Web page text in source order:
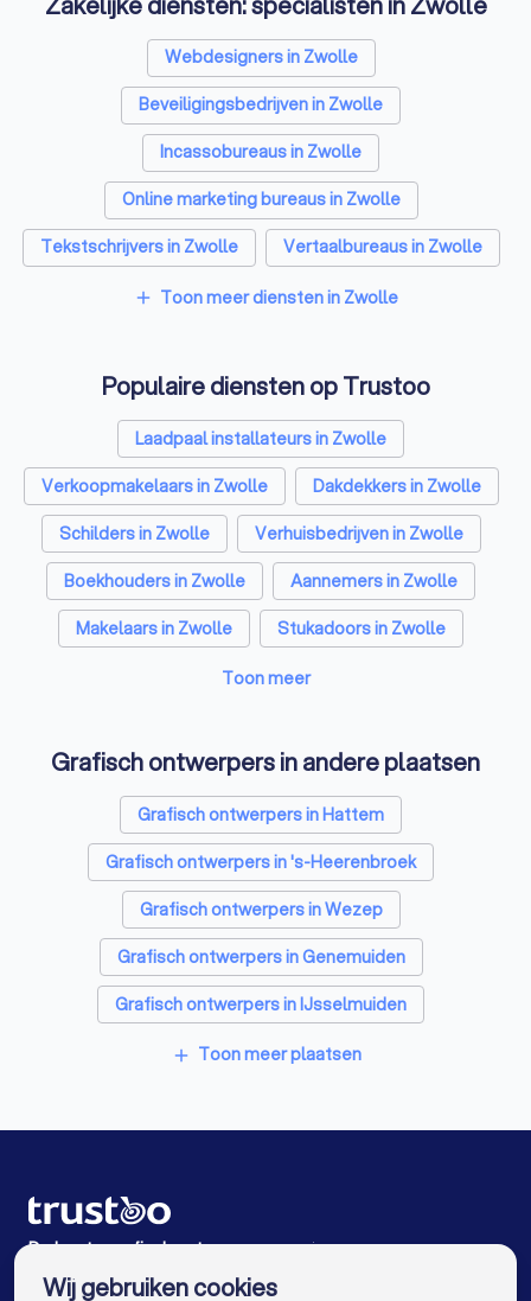
Webdesigners in Zwolle
Beveiligingsbedrijven in Zwolle
Incassobureaus in Zwolle
Online marketing bureaus in Zwolle
Tekstschrijvers in Zwolle
Vertaalbureaus in Zwolle
SEO-specialisten in Zwolle
Koffieautomaat leveranciers in Zwolle
Accountants in Zwolle
add Toon meer diensten in Zwolle
Populaire diensten op Trustoo
Laadpaal installateurs in Zwolle
Verkoopmakelaars in Zwolle
Dakdekkers in Zwolle
Schilders in Zwolle
Verhuisbedrijven in Zwolle
Boekhouders in Zwolle
Aannemers in Zwolle
Makelaars in Zwolle
Stukadoors in Zwolle
Schoonmaakbedrijven in Zwolle
Energielabel adviseurs in Zwolle
Rijscholen in Zwolle
Advocaten in Zwolle
Toon meer
Grafisch ontwerpers in andere plaatsen
Grafisch ontwerpers in Hattem
Grafisch ontwerpers in 's-Heerenbroek
Grafisch ontwerpers in Wezep
Grafisch ontwerpers in Genemuiden
Grafisch ontwerpers in IJsselmuiden
Grafisch ontwerpers in Dalfsen
Grafisch ontwerpers in Heerde
Grafisch ontwerpers in Amsterdam
add Toon meer plaatsen
De beste grafisch ontwerpers voor jou
Wij gebruiken cookies